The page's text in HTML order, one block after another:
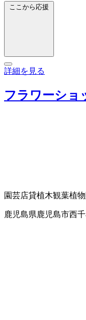
ここから応援
詳細を見る
フラワーショ
園芸店貸植木観葉植
鹿児島県鹿児島市西